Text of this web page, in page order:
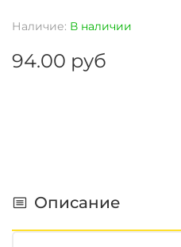
Наличие: В наличии
94.00 руб
Описание